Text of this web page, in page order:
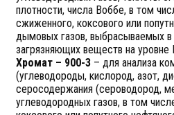
плотности, числа Воббе, в том
сжиженного, коксового или
дымовых газов, выбрасываемых
загрязняющих веществ на
Хромат – 900-3– для анализа
(углеводороды, кислород, азот,
серосодержания (сероводород,
углеводородных газов, в том